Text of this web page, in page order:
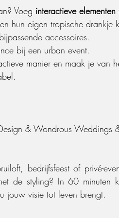
Voeg interactieve elementen
hun eigen tropische drankje
accessoires.
bij een urban event.
manier en maak je van
& Wondrous Weddings
bedrijfsfeest of privé-
de styling? In 60 minuten
jouw visie tot leven brengt.